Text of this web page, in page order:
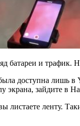
батареи и трафик.
доступна лишь
зайдите в
листаете ленту.